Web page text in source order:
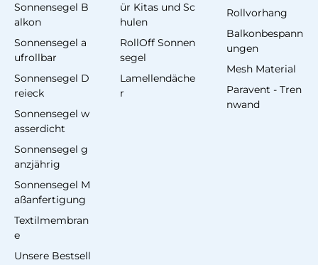
Sonnensegel B
alkon
Sonnensegel a
ufrollbar
Sonnensegel D
reieck
Sonnensegel w
asserdicht
Sonnensegel g
anzjährig
Sonnensegel M
aßanfertigung
Textilmembran
e
Unsere Bestsell
ür Kitas und Sc
hulen
RollOff Sonnen
segel
Lamellendäche
r
Rollvorhang
Balkonbespann
ungen
Mesh Material
Paravent - Tren
nwand